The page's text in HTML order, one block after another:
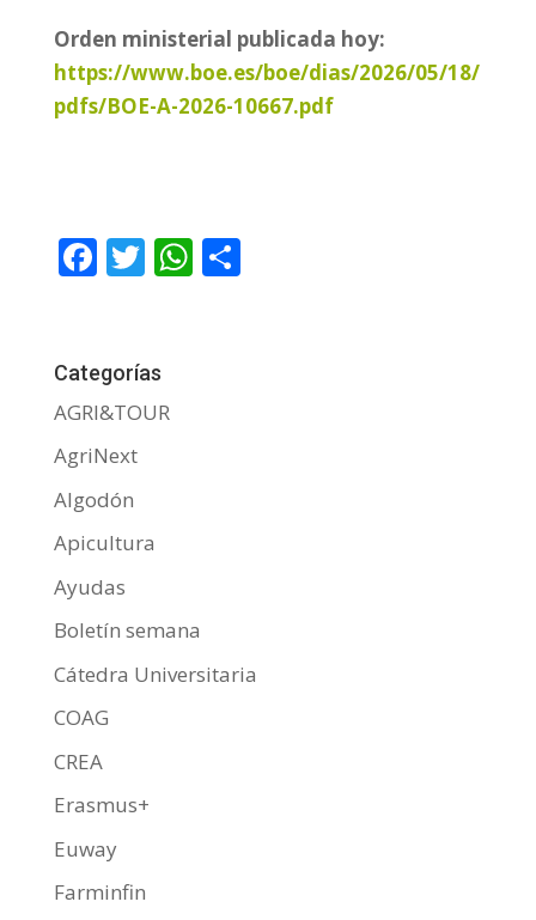
Orden ministerial publicada hoy:
https://www.boe.es/boe/dias/2026/05/18/
pdfs/BOE-A-2026-10667.pdf
F
ac
b
o
o
k
T
w
er
W
h
C
Categorías
AGRI&TOUR
AgriNext
Algodón
Apicultura
Ayudas
Boletín semana
Cátedra Universitaria
COAG
CREA
Erasmus+
Euway
Farminfin